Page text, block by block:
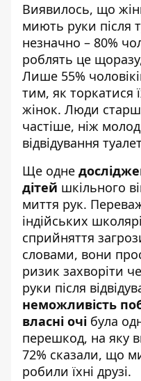
Виявилось, що
миють руки після
незначно – 80%
роблять це
Лише 55%
тим, як торкатися
жінок. Люди
частіше, ніж
відвідування
Ще одне
дітей шкільного
миття рук.
індійських
сприйняття
словами, вони
ризик захворіти
руки після
неможливість
власні очі була
перешкод, на яку
72% сказали, що
робили їхні друзі.